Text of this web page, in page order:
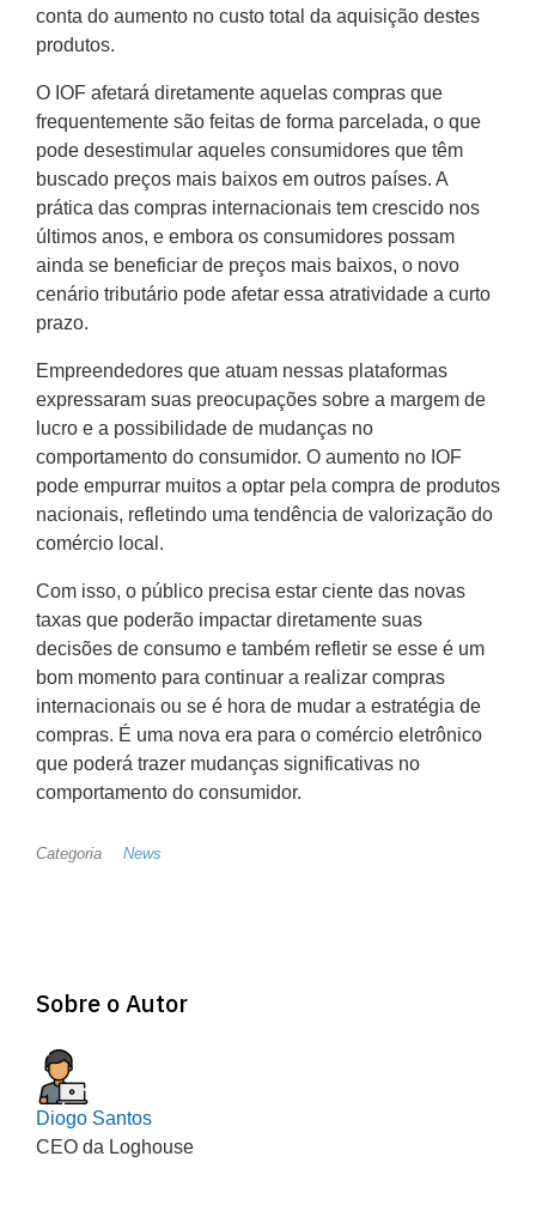
conta do aumento no custo total da aquisição destes
produtos.
O IOF afetará diretamente aquelas compras que
frequentemente são feitas de forma parcelada, o que
pode desestimular aqueles consumidores que têm
buscado preços mais baixos em outros países. A
prática das compras internacionais tem crescido nos
últimos anos, e embora os consumidores possam
ainda se beneficiar de preços mais baixos, o novo
cenário tributário pode afetar essa atratividade a curto
prazo.
Empreendedores que atuam nessas plataformas
expressaram suas preocupações sobre a margem de
lucro e a possibilidade de mudanças no
comportamento do consumidor. O aumento no IOF
pode empurrar muitos a optar pela compra de produtos
nacionais, refletindo uma tendência de valorização do
comércio local.
Com isso, o público precisa estar ciente das novas
taxas que poderão impactar diretamente suas
decisões de consumo e também refletir se esse é um
bom momento para continuar a realizar compras
internacionais ou se é hora de mudar a estratégia de
compras. É uma nova era para o comércio eletrônico
que poderá trazer mudanças significativas no
comportamento do consumidor.
Categoria News
Sobre o Autor
Diogo Santos
CEO da Loghouse